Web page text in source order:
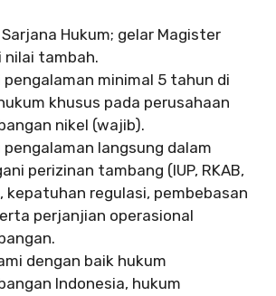
Hukum; gelar Magister
nilai tambah.
pengalaman minimal 5 tahun di
khusus pada perusahaan
nikel (wajib).
pengalaman langsung dalam
perizinan tambang (IUP, RKAB,
kepatuhan regulasi, pembebasan
perjanjian operasional
dengan baik hukum
Indonesia, hukum